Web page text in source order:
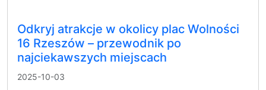
Odkryj atrakcje w okolicy plac Wolności
16 Rzeszów – przewodnik po
najciekawszych miejscach
2025-10-03